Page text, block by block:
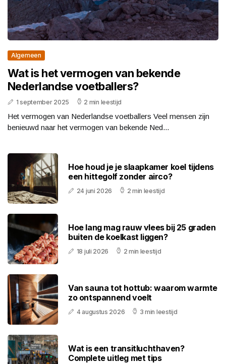
Algemeen
Wat is het vermogen van bekende
Nederlandse voetballers?
1 september 2025 2 min leestijd
Het vermogen van Nederlandse voetballers Veel mensen zijn
benieuwd naar het vermogen van bekende Ned...
Hoe houd je je slaapkamer koel tijdens
een hittegolf zonder airco?
24 juni 2026 2 min leestijd
Hoe lang mag rauw vlees bij 25 graden
buiten de koelkast liggen?
18 juli 2026 2 min leestijd
Van sauna tot hottub: waarom warmte
zo ontspannend voelt
4 augustus 2026 3 min leestijd
Wat is een transitluchthaven?
Complete uitleg met tips